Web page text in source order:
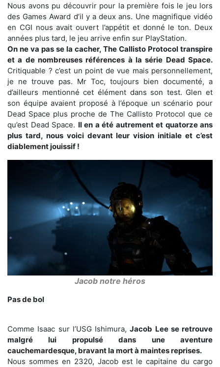
Nous avons pu découvrir pour la première fois le jeu lors
des Games Award d’il y a deux ans. Une magnifique vidéo
en CGI nous avait ouvert l’appétit et donné le ton. Deux
années plus tard, le jeu arrive enfin sur PlayStation.
On ne va pas se la cacher, The Callisto Protocol transpire
et a de nombreuses références à la série Dead Space.
Critiquable ? c’est un point de vue mais personnellement,
je ne trouve pas. Mr Toc, toujours bien documenté, a
d’ailleurs mentionné cet élément dans son test. Glen et
son équipe avaient proposé à l’époque un scénario pour
Dead Space plus proche de The Callisto Protocol que ce
qu’est Dead Space. Il en a été autrement et quatorze ans
plus tard, nous voici devant leur vision initiale et c’est
diablement jouissif !
Jacob notre héros
Pas de bol
Comme Isaac sur l’USG Ishimura,Jacob Lee se retrouve
malgré lui propulsé dans une aventure
cauchemardesque, bravant la mort à maintes reprises.
Nous sommes en 2320, Jacob est le capitaine du cargo